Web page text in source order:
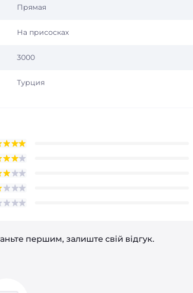
Прямая
На присосках
3000
Турция
першим, залиште свій відгук.